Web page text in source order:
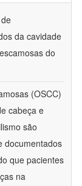
da cavidade
do
(OSCC)
cabeça e
são
documentados
que pacientes
na